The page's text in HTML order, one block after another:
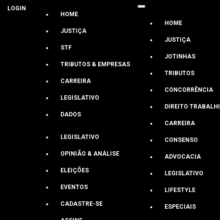
LOGIN
HOME
JUSTIÇA
STF
TRIBUTOS & EMPRESAS
CARREIRA
LEGISLATIVO
DADOS
LEGISLATIVO
OPINIÃO & ANÁLISE
ELEIÇÕES
EVENTOS
CADASTRE-SE
HOME
JUSTIÇA
JOTINHAS
TRIBUTOS
CONCORRÊNCIA
DIREITO
CARREIRA
CONSENSO
ADVOCACIA
LEGISLATIVO
LIFESTYLE
ESPECIAIS
Arquivos
Gilberto Mendes C. Gomes
Não há erro grosseiro sem norma
TCU reforça aplicação da LINDB ao reconhecer
Eleições 2026
Marianna Holanda,Mariah Aquino